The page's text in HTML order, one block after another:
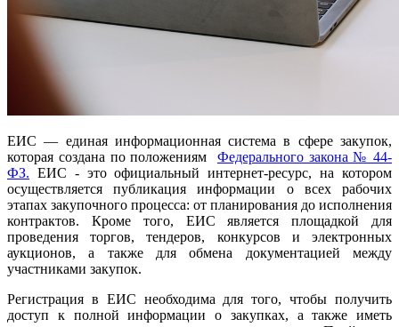
ЕИС — единая информационная система в сфере закупок,
которая создана по положениям Федерального закона № 44-
ФЗ. ЕИС - это официальный интернет-ресурс, на котором
осуществляется публикация информации о всех рабочих
этапах закупочного процесса: от планирования до исполнения
контрактов. Кроме того, ЕИС является площадкой для
проведения торгов, тендеров, конкурсов и электронных
аукционов, а также для обмена документацией между
участниками закупок.
Регистрация в ЕИС необходима для того, чтобы получить
доступ к полной информации о закупках, а также иметь